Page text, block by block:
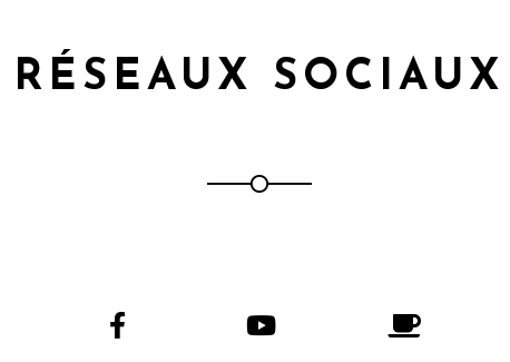
RÉSEAUX SOCIAUX